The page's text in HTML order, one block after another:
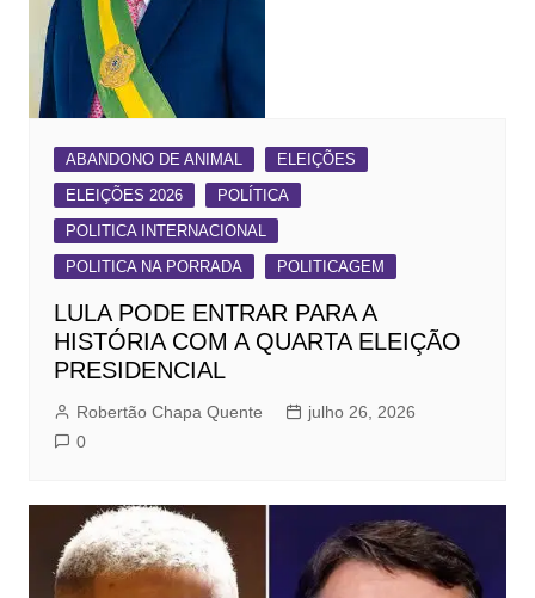
ABANDONO DE ANIMAL
ELEIÇÕES
ELEIÇÕES 2026
POLÍTICA
POLITICA INTERNACIONAL
POLITICA NA PORRADA
POLITICAGEM
LULA PODE ENTRAR PARA A
HISTÓRIA COM A QUARTA ELEIÇÃO
PRESIDENCIAL
Robertão Chapa Quente
julho 26, 2026
0